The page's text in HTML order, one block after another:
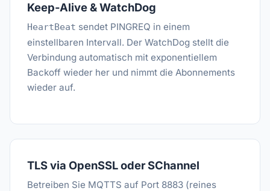
Keep-Alive & WatchDog
HeartBeat sendet PINGREQ in einem
einstellbaren Intervall. Der WatchDog stellt die
Verbindung automatisch mit exponentiellem
Backoff wieder her und nimmt die Abonnements
wieder auf.
TLS via OpenSSL oder SChannel
Betreiben Sie MQTTS auf Port 8883 (reines